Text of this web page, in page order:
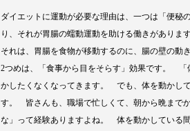
ダイエットに運動が必要な理由は、一つは「便
り、それが胃腸の蠕動運動を助ける働きがあり
それは、胃腸を食物が移動するのに、腸の壁の動
2つめは、「食事から目をそらす」効果です。 「
かしたくなくなってきます。 でも、体を動かし
す。 皆さんも、職場で忙しくて、朝から晩まで
な」って経験ありますよね。 体を動かしている